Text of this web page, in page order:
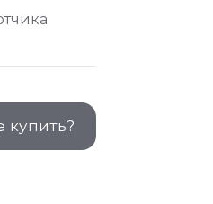
купить?